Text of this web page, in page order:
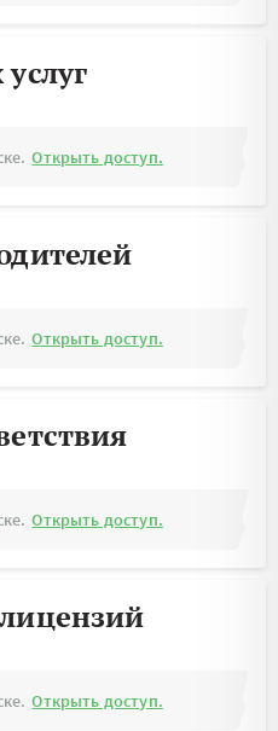
Открыть доступ.
Открыть доступ.
Открыть доступ.
Открыть доступ.